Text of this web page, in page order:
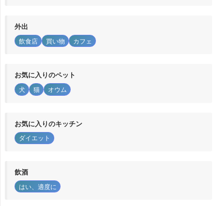
外出
飲食店 買い物 カフェ
お気に入りのペット
犬 猫 オウム
お気に入りのキッチン
ダイエット
飲酒
はい、適度に